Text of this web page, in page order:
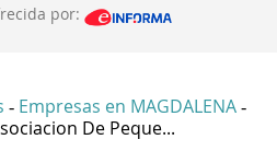
por:
- Empresas en MAGDALENA -
De Peque...